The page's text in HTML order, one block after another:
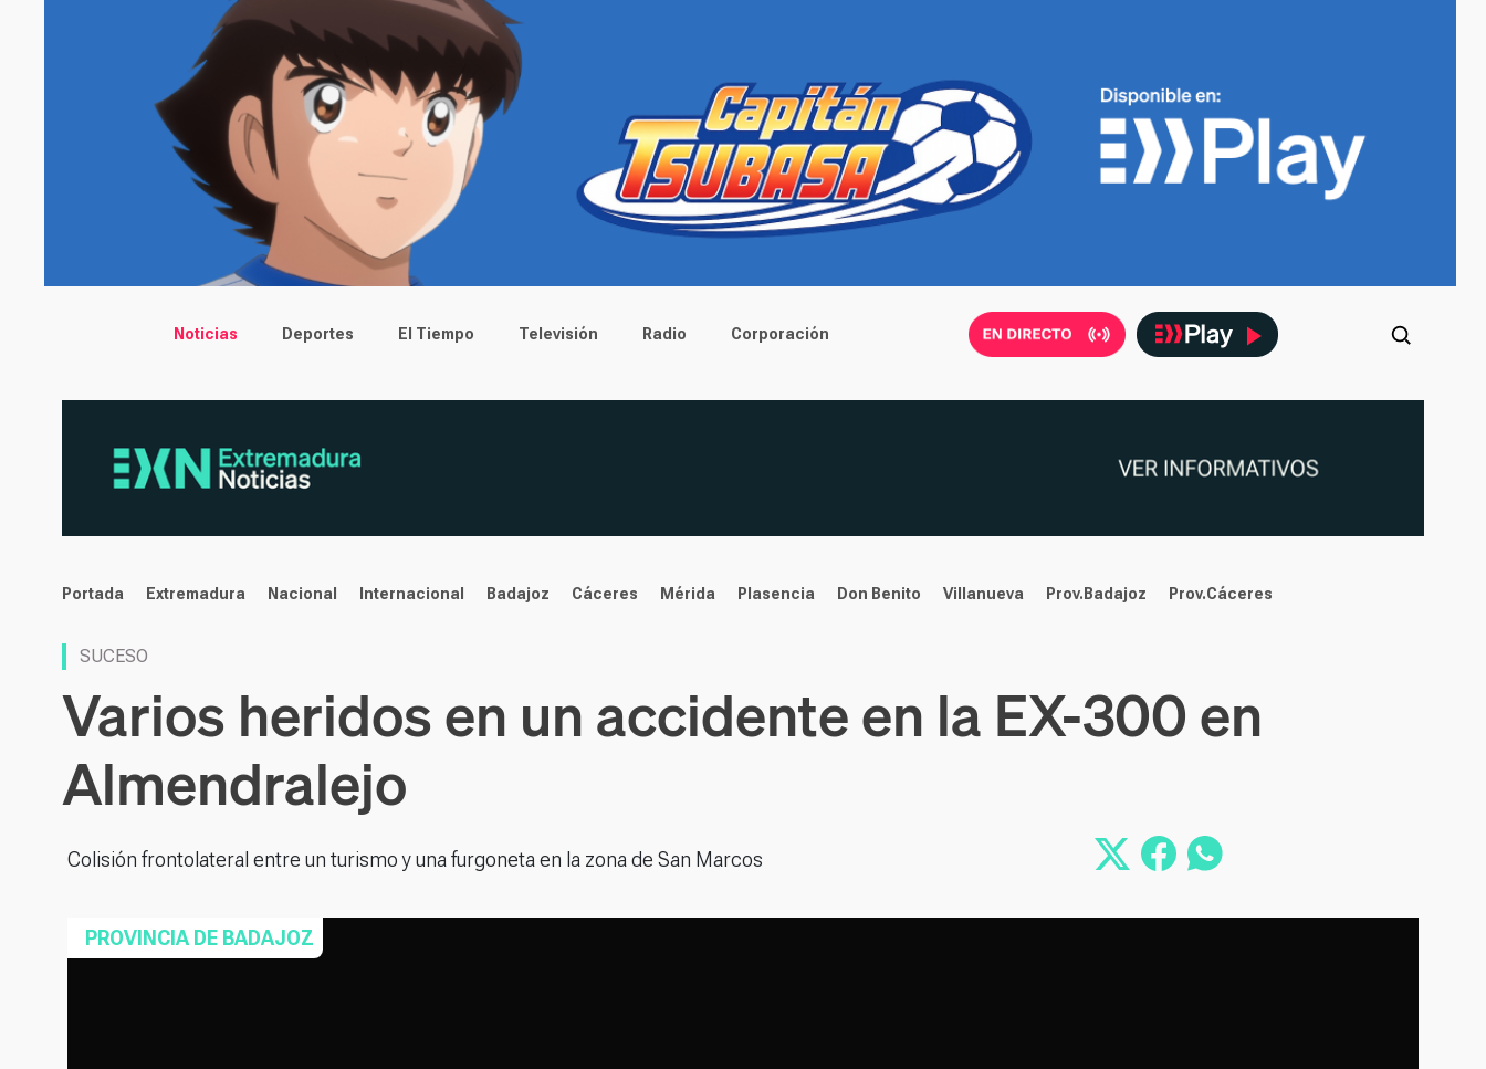
Main menu
Noticias Deportes El Tiempo Televisión Radio Corporación
noticias
Portada Extremadura Nacional Internacional Badajoz Cáceres Mérida Plasencia Don Benito Villanueva Prov.Badajoz Prov.Cáceres
SUCESO
Varios heridos en un accidente en la EX-300 en
Almendralejo
Colisión frontolateral entre un turismo y una furgoneta en la zona de San Marcos
PROVINCIA DE BADAJOZ